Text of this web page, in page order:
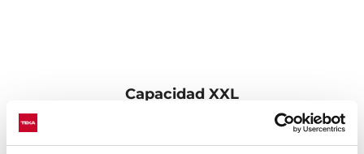
Capacidad XXL
Su gran tamaño ofrece amplitud, que facilita la limpieza
de cualquier menaje de cocina con una capacidad de